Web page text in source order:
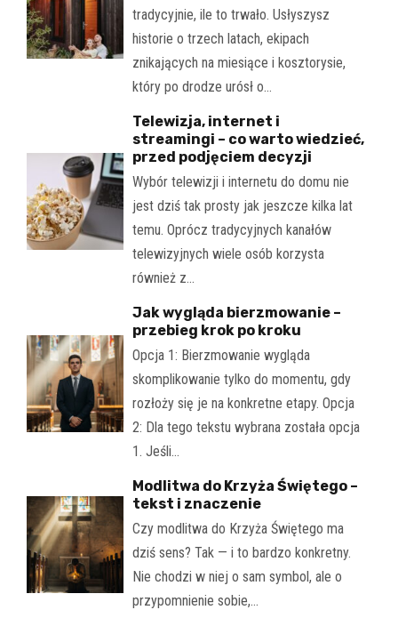
tradycyjnie, ile to trwało. Usłyszysz
historie o trzech latach, ekipach
znikających na miesiące i kosztorysie,
który po drodze urósł o…
Telewizja, internet i
streamingi – co warto wiedzieć,
przed podjęciem decyzji
Wybór telewizji i internetu do domu nie
jest dziś tak prosty jak jeszcze kilka lat
temu. Oprócz tradycyjnych kanałów
telewizyjnych wiele osób korzysta
również z…
Jak wygląda bierzmowanie –
przebieg krok po kroku
Opcja 1: Bierzmowanie wygląda
skomplikowanie tylko do momentu, gdy
rozłoży się je na konkretne etapy. Opcja
2: Dla tego tekstu wybrana została opcja
1. Jeśli…
Modlitwa do Krzyża Świętego –
tekst i znaczenie
Czy modlitwa do Krzyża Świętego ma
dziś sens? Tak — i to bardzo konkretny.
Nie chodzi w niej o sam symbol, ale o
przypomnienie sobie,…